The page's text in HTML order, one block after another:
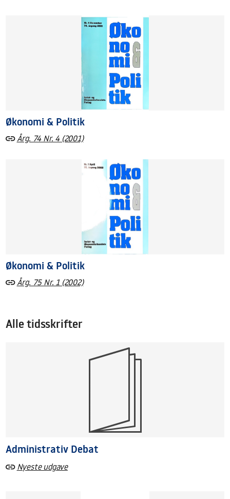
Økonomi & Politik
Årg. 74 Nr. 4 (2001)
Økonomi & Politik
Årg. 75 Nr. 1 (2002)
Alle tidsskrifter
Administrativ Debat
Nyeste udgave